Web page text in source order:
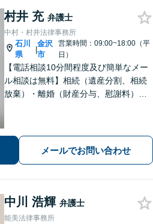
村井 充 弁護士
中村・村井法律事務所
石川
県
|
金沢
市
営業時間：09:00~18:00（平
日）
【電話相談10分間程度及び簡単なメー
ル相談は無料】相続（遺産分割、相続
放棄）・離婚（財産分与、慰謝料）・
やすい言葉での説明を心がけていま
す。
メールでお問い合わせ
中川 浩輝 弁護士
能美法律事務所